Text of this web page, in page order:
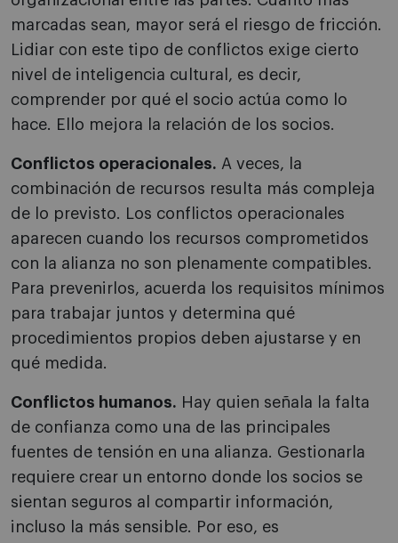
marcadas sean, mayor será el riesgo de fricción.
Lidiar con este tipo de conflictos exige cierto
nivel de inteligencia cultural, es decir,
comprender por qué el socio actúa como lo
hace. Ello mejora la relación de los socios.
Conflictos operacionales. A veces, la
combinación de recursos resulta más compleja
de lo previsto. Los conflictos operacionales
aparecen cuando los recursos comprometidos
con la alianza no son plenamente compatibles.
Para prevenirlos, acuerda los requisitos mínimos
para trabajar juntos y determina qué
procedimientos propios deben ajustarse y en
qué medida.
Conflictos humanos. Hay quien señala la falta
de confianza como una de las principales
fuentes de tensión en una alianza. Gestionarla
requiere crear un entorno donde los socios se
sientan seguros al compartir información,
incluso la más sensible. Por eso, es